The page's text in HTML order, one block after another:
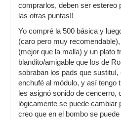
comprarlos, deben ser estereo
las otras puntas!!
Yo compré la 500 básica y
(caro pero muy
(mejor que la malla) y un plato
blandito/amigable que los de
sobraban los pads que
enchufé al módulo, y así tengo
les asignó sonido de cencerro,
lógicamente se puede cambiar
creo que en el bombo se